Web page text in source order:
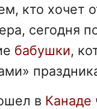
кто хочет
сегодня
бабушки,
в Канаде